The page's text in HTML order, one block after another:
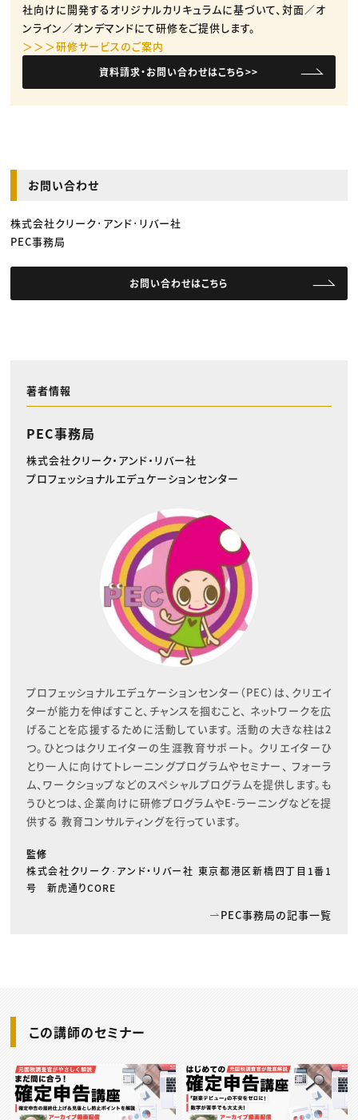
社向けに開発するオリジナルカリキュラムに基づいて、対面／オ
ンライン／オンデマンドにて研修をご提供します。
＞＞＞研修サービスのご案内
資料請求・お問い合わせはこちら>>
お問い合わせ
株式会社クリーク･アンド･リバー社
PEC事務局
お問い合わせはこちら
著者情報
PEC事務局
株式会社クリーク・アンド・リバー社
プロフェッショナルエデュケーションセンター
プロフェッショナルエデュケーションセンター（PEC）は、クリエイ
ターが能力を伸ばすこと、チャンスを掴むこと、 ネットワークを広
げることを応援するために活動しています。 活動の大きな柱は2
つ。ひとつはクリエイターの生涯教育サポート。 クリエイターひ
とり一人に向けてトレーニングプログラムやセミナー、 フォーラ
ム、ワークショップなどのスペシャルプログラムを提供します。も
うひとつは、企業向けに研修プログラムやE-ラーニングなどを提
供する 教育コンサルティングを行っています。
監修
株式会社クリーク･アンド・リバー社 東京都港区新橋四丁目1番1
号 新虎通りCORE
PEC事務局の記事一覧
この講師のセミナー